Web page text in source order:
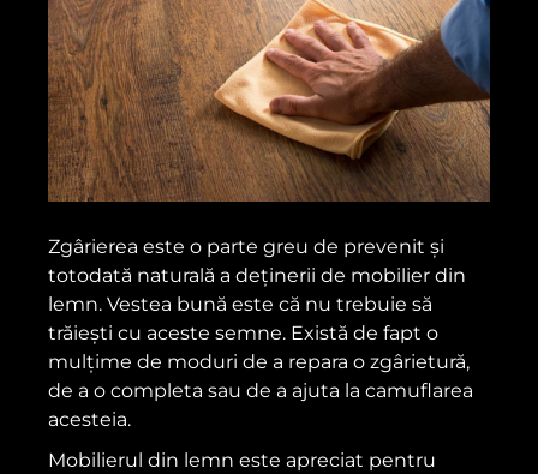
Zgârierea este o parte greu de prevenit și
totodată naturală a deținerii de mobilier din
lemn. Vestea bună este că nu trebuie să
trăiești cu aceste semne. Există de fapt o
mulțime de moduri de a repara o zgârietură,
de a o completa sau de a ajuta la camuflarea
acesteia.
Mobilierul din lemn este apreciat pentru